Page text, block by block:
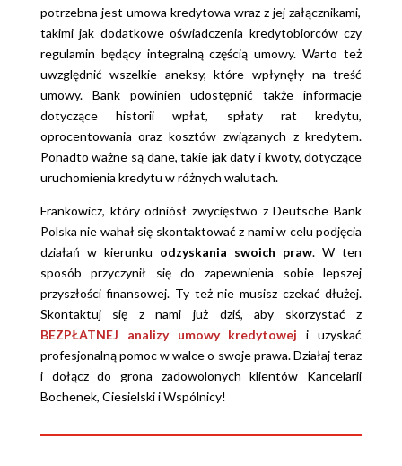
potrzebna jest umowa kredytowa wraz z jej załącznikami,
takimi jak dodatkowe oświadczenia kredytobiorców czy
regulamin będący integralną częścią umowy. Warto też
uwzględnić wszelkie aneksy, które wpłynęły na treść
umowy. Bank powinien udostępnić także informacje
dotyczące historii wpłat, spłaty rat kredytu,
oprocentowania oraz kosztów związanych z kredytem.
Ponadto ważne są dane, takie jak daty i kwoty, dotyczące
uruchomienia kredytu w różnych walutach.
Frankowicz, który odniósł zwycięstwo z Deutsche Bank
Polska nie wahał się skontaktować z nami w celu podjęcia
działań w kierunku odzyskania swoich praw. W ten
sposób przyczynił się do zapewnienia sobie lepszej
przyszłości finansowej. Ty też nie musisz czekać dłużej.
Skontaktuj się z nami już dziś, aby skorzystać z
BEZPŁATNEJ analizy umowy kredytowej i uzyskać
profesjonalną pomoc w walce o swoje prawa. Działaj teraz
i dołącz do grona zadowolonych klientów Kancelarii
Bochenek, Ciesielski i Wspólnicy!